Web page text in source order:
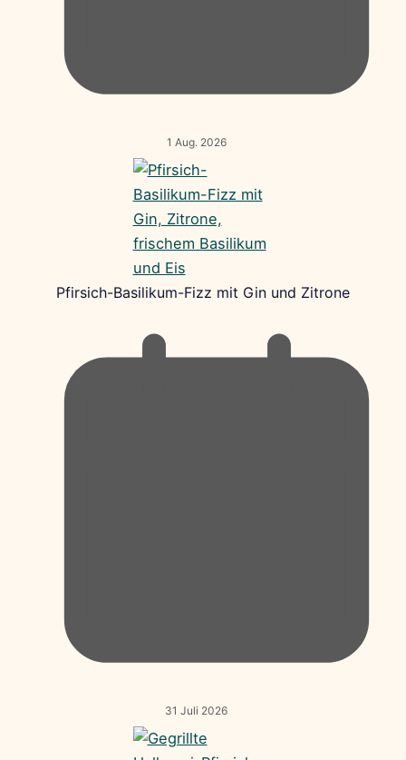
1 Aug. 2026
Pfirsich-Basilikum-Fizz mit Gin und Zitrone
31 Juli 2026